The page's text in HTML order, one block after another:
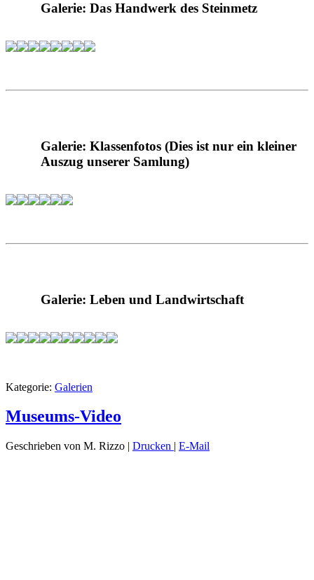
Galerie: Das Handwerk des Steinmetz
Galerie: Klassenfotos (Dies ist nur ein kleiner
Auszug unserer Samlung)
Galerie: Leben und Landwirtschaft
Kategorie: Galerien
Museums-Video
Geschrieben von M. Rizzo | Drucken | E-Mail